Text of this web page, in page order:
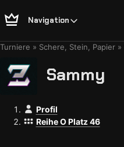
Navigation
Turniere Schere, Stein, Papier
Sammy
Profil
Reihe O Platz 46